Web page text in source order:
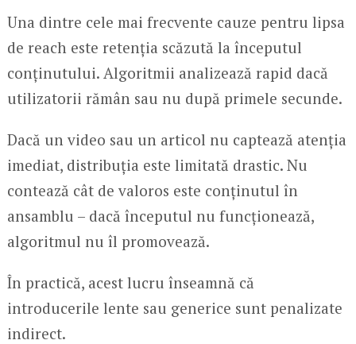
Una dintre cele mai frecvente cauze pentru lipsa
de reach este retenția scăzută la începutul
conținutului. Algoritmii analizează rapid dacă
utilizatorii rămân sau nu după primele secunde.
Dacă un video sau un articol nu captează atenția
imediat, distribuția este limitată drastic. Nu
contează cât de valoros este conținutul în
ansamblu – dacă începutul nu funcționează,
algoritmul nu îl promovează.
În practică, acest lucru înseamnă că
introducerile lente sau generice sunt penalizate
indirect.